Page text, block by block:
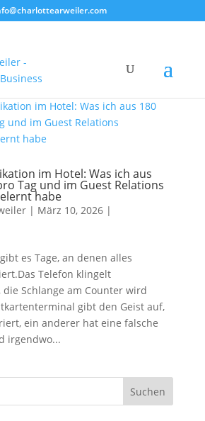
im Hotel: Was ich aus
Tag und im Guest Relations
habe
| März 10, 2026|
es Tage, an denen alles
Telefon klingelt
Schlange am Counter wird
gibt den Geist auf,
ein anderer hat eine falsche
irgendwo...
Suchen